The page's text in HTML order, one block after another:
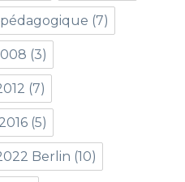
(7)
(3)
(7)
(5)
Berlin (10)